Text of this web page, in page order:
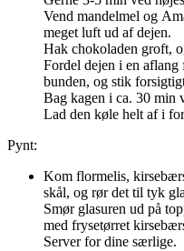
Vend mandelmel og
meget luft ud af dejen.
Hak chokoladen groft,
Fordel dejen i en
bunden, og stik
Bag kagen i ca. 30 min
Lad den køle helt af i
Pynt:
Kom flormelis,
skål, og rør det til tyk
Smør glasuren ud på
med frysetørret
Server for dine særlige.